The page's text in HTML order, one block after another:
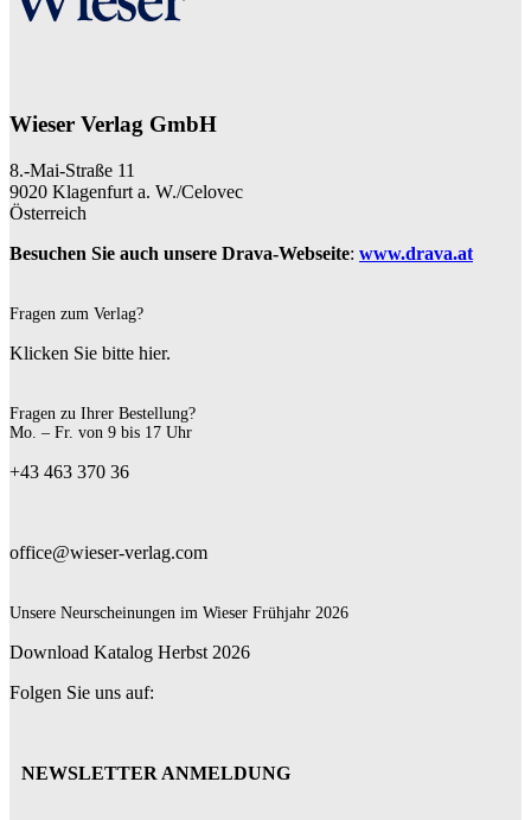
Wieser Verlag GmbH
8.-Mai-Straße 11
9020 Klagenfurt a. W./Celovec
Österreich
Besuchen Sie auch unsere Drava-Webseite: www.drava.at
Fragen zum Verlag?
Klicken Sie bitte hier.
Fragen zu Ihrer Bestellung?
Mo. – Fr. von 9 bis 17 Uhr
+43 463 370 36
office@wieser-verlag.com
Unsere Neurscheinungen im Wieser Frühjahr 2026
Download Katalog Herbst 2026
Folgen Sie uns auf:
NEWSLETTER ANMELDUNG